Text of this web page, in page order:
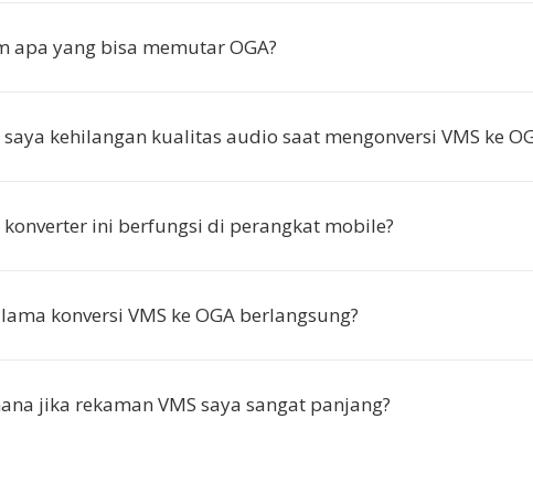
apa yang bisa memutar OGA?
kehilangan kualitas audio saat mengonversi VMS ke
konverter ini berfungsi di perangkat mobile?
konversi VMS ke OGA berlangsung?
jika rekaman VMS saya sangat panjang?